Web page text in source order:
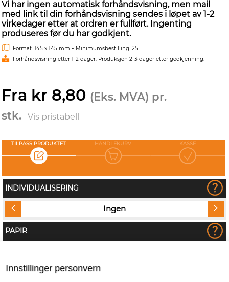
Vi har ingen automatisk forhåndsvisning, men mail
med link til din forhåndsvisning sendes i løpet av 1-2
virkedager etter at ordren er fullført. Ingenting
produseres før du har godkjent.
Format: 145 x 145 mm - Minimumsbestilling: 25
Forhåndsvisning etter 1-2 dager. Produksjon 2-3 dager etter godkjenning.
Fra kr 8,80 (Eks. MVA) pr.
stk.
Vis pristabell
TILPASS PRODUKTET HANDLEKURV KASSE
INDIVIDUALISERING
Ingen
PAPIR
KONVOLUTT
Innstillinger personvern